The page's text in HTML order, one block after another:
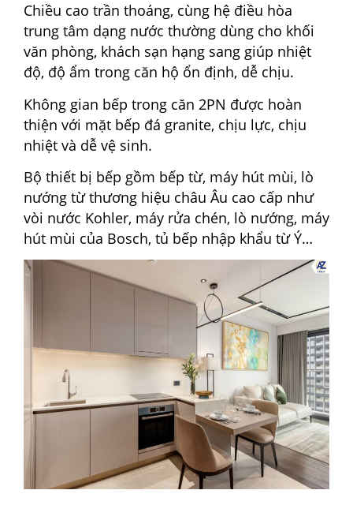
Chiều cao trần thoáng, cùng hệ điều hòa
trung tâm dạng nước thường dùng cho khối
văn phòng, khách sạn hạng sang giúp nhiệt
độ, độ ẩm trong căn hộ ổn định, dễ chịu.
Không gian bếp trong căn 2PN được hoàn
thiện với mặt bếp đá granite, chịu lực, chịu
nhiệt và dễ vệ sinh.
Bộ thiết bị bếp gồm bếp từ, máy hút mùi, lò
nướng từ thương hiệu châu Âu cao cấp như
vòi nước Kohler, máy rửa chén, lò nướng, máy
hút mùi của Bosch, tủ bếp nhập khẩu từ Ý…